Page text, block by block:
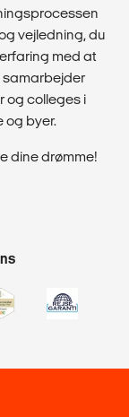
vejledning, du
med at
samarbejder
og colleges i
byer.
dine drømme!